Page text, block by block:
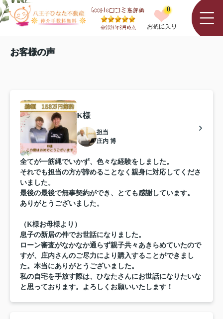
0
お客様の声
K様
担当
庄内 博
全てが一筋縄でいかず、色々な経験をしました。
それでも担当の方が諦めることなく親身に対応してくださ
いました。
最後の最後で無事契約ができ、とても感謝しています。
ありがとうございました。
（K様お母様より）
息子の新居の件でお世話になりました。
ローン審査がなかなか通らず親子共々あきらめていたので
すが、庄内さんのご尽力により購入することができまし
た。本当にありがとうございました。
私の自宅を手放す際は、ひなたさんにお世話になりたいな
と思っております。よろしくお願いいたします！